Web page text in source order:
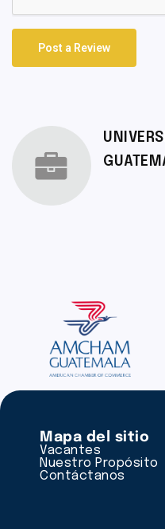
Post a Review
Mapa del sitio
Vacantes
Nuestro Propósito
Contáctanos